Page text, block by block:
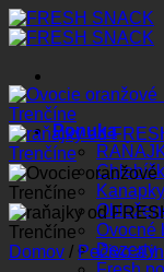
Preskočiť
na
Ponuka
Kanapky
Ovocné
Dezerty
Domov / Pečivo a